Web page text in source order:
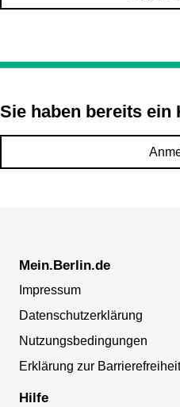
Sie haben bereits ein
Mein.Berlin.de
Impressum
Datenschutzerklärung
Nutzungsbedingungen
Erklärung zur Barrierefreiheit
Hilfe